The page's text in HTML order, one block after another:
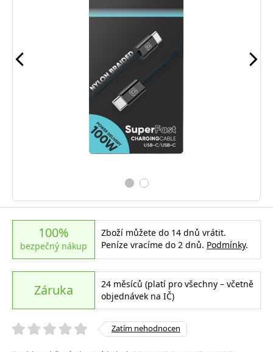
100%
bezpečný nákup
Zboží můžete do 14 dnů vrátit.
Peníze vracíme do 2 dnů. Podmínky.
Záruka
24 měsíců (platí pro všechny – včetně
objednávek na IČ)
Zatím nehodnocen